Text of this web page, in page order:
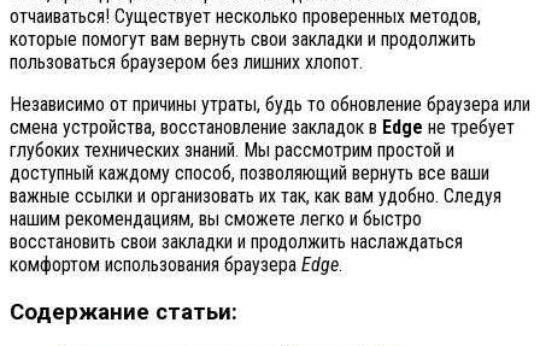
отчаиваться! Существует несколько проверенных методов,
которые помогут вам вернуть свои закладки и продолжить
пользоваться браузером без лишних хлопот.
Независимо от причины утраты, будь то обновление браузера или
смена устройства, восстановление закладок в Edge не требует
глубоких технических знаний. Мы рассмотрим простой и
доступный каждому способ, позволяющий вернуть все ваши
важные ссылки и организовать их так, как вам удобно. Следуя
нашим рекомендациям, вы сможете легко и быстро
восстановить свои закладки и продолжить наслаждаться
комфортом использования браузера Edge.
Содержание статьи: